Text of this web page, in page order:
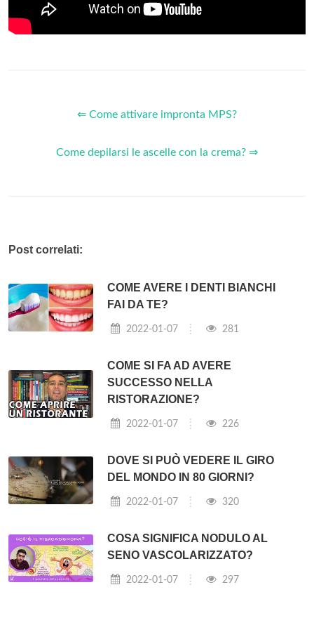
⇐ Come attivare impronta MPS?
Come depilarsi le ascelle con la crema? ⇒
Post correlati:
COME AVERE I DENTI BIANCHI
FAI DA TE?
2022-01-07 281
COME SI FA AD AVERE
SUCCESSO NELLA
RISTORAZIONE?
2022-01-07 226
DOVE SI PUÒ VEDERE IL GIRO
DEL MONDO IN 80 GIORNI?
2022-01-07 320
COSA SIGNIFICA NODULO AL
SENO VASCOLARIZZATO?
2022-01-07 297